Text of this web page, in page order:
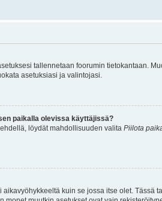
tallennetaan foorumin tietokantaan.
asetuksiasi ja valintojasi.
paikalla olevissa käyttäjissä?
löydät mahdollisuuden valita Piilota
kuin se jossa itse olet. Tässä